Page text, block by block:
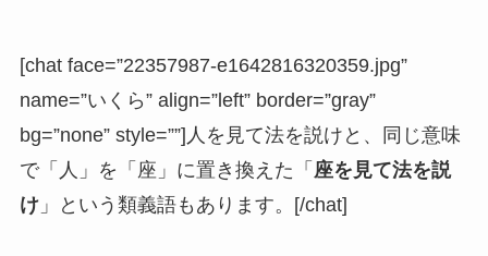
[chat face=”22357987-e1642816320359.jpg”
name=”いくら” align=”left” border=”gray”
bg=”none” style=””]人を見て法を説けと、同じ意味
で「人」を「座」に置き換えた「 座を見て法を説
け」という類義語もあります。[/chat]